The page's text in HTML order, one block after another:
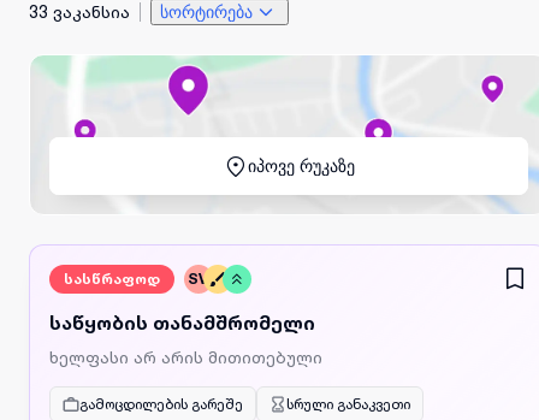
33 ვაკანსია სორტირება
იპოვე რუკაზე
სასწრაფოდ SV
საწყობის თანამშრომელი
ხელფასი არ არის მითითებული
გამოცდილების გარეშე
სრული განაკვეთი